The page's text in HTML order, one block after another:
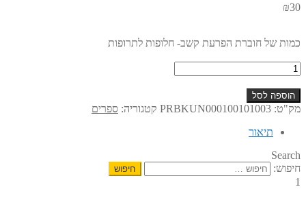
₪30
כמות של חוברת הפרעת קשב- חלופות לתרופות
הוספה לסל
מק"ט: PRBKUN000100101003 קטגוריה: ספרים
תיאור
Search
חיפוש:
1